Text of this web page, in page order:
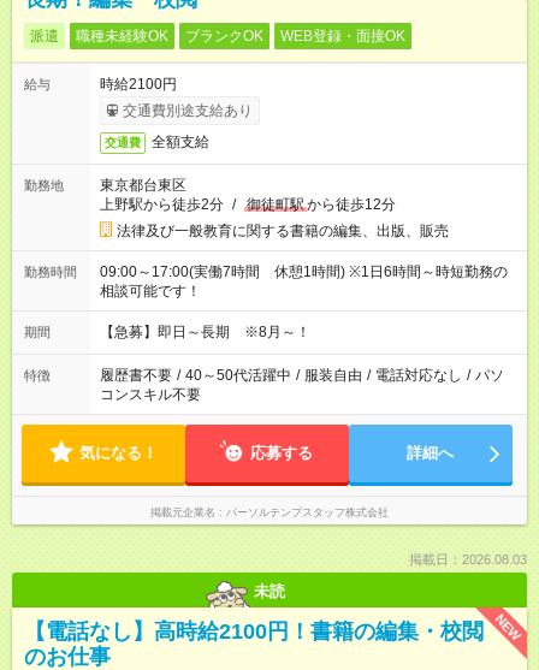
派遣 職種未経験OK ブランクOK WEB登録・面接OK
給与
時給2100円
交通費別途支給あり
交通費 全額支給
勤務地
東京都台東区
上野駅から徒歩2分 / 御徒町駅から徒歩12分
法律及び一般教育に関する書籍の編集、出版、販売
勤務時間
09:00～17:00(実働7時間 休憩1時間) ※1日6時間～時短勤務の
相談可能です！
期間 【急募】即日～長期 ※8月～！
特徴 履歴書不要 / 40～50代活躍中 / 服装自由 / 電話対応なし / パソ
コンスキル不要
気になる！ 応募する 詳細へ
掲載元企業名 パーソルテンプスタッフ株式会社
掲載日：2026.08.03
未読
NEW
【電話なし】高時給2100円！書籍の編集・校閲
のお仕事